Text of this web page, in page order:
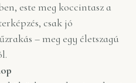
este meg koccintasz a
csak jó
– meg egy életszagú